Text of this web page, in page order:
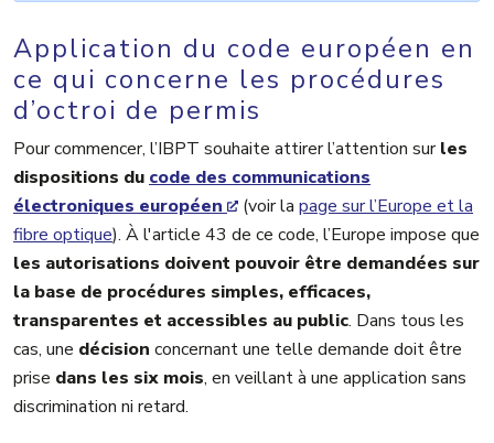
Application du code européen en
ce qui concerne les procédures
d’octroi de permis
Pour commencer, l’IBPT souhaite attirer l’attention surles
dispositions du code des communications
électroniques européen
(voir la page sur l’Europe et la
fibre optique). À l'article 43 de ce code, l’Europe impose que
les autorisations doivent pouvoir être demandées sur
la base de procédures simples, efficaces,
transparentes et accessibles au public. Dans tous les
cas, une décision concernant une telle demande doit être
prise dans les six mois, en veillant à une application sans
discrimination ni retard.